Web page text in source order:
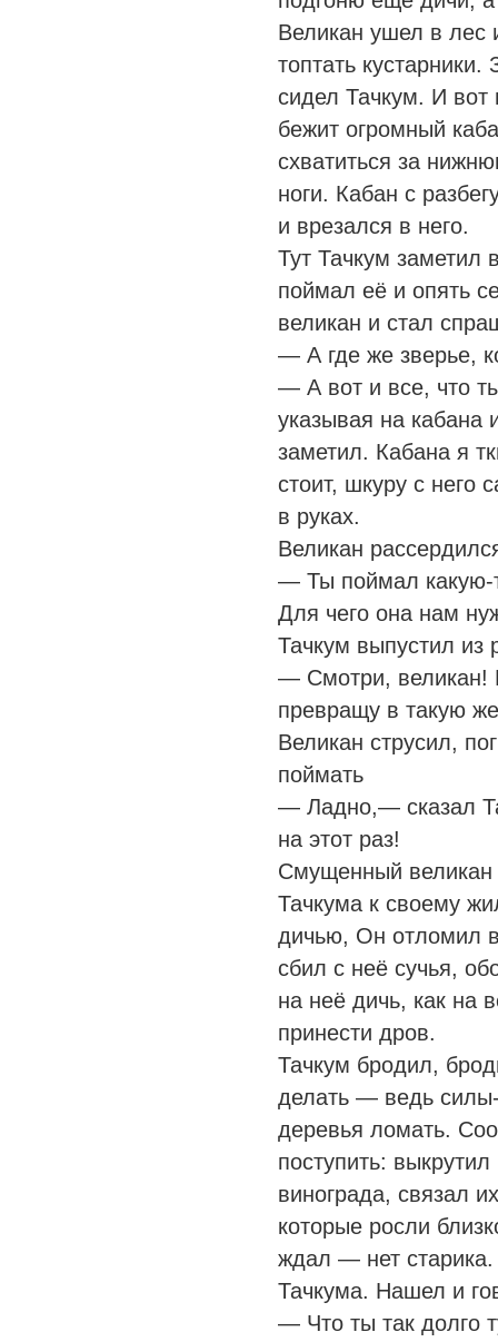
Великан ушел в лес
топтать
сидел Тачкум. И вот
бежит огромный
схватиться за
ноги. Кабан с
и врезался в него.
Тут Тачкум заметил
поймал её и опять
великан и стал
— А где же зверье,
— А вот и все, что
указывая на кабана
заметил. Кабана я
стоит, шкуру с него
в руках.
Великан
— Ты поймал какую-
Для чего она нам
Тачкум выпустил из
— Смотри, великан!
превращу в такую
Великан струсил,
поймать
— Ладно,— сказал
на этот раз!
Смущенный великан
Тачкума к своему
дичью, Он отломил
сбил с неё сучья,
на неё дичь, как на
принести дров.
Тачкум бродил,
делать — ведь
деревья ломать.
поступить:
винограда, связал
которые росли
ждал — нет
Тачкума. Нашел и
— Что ты так долго